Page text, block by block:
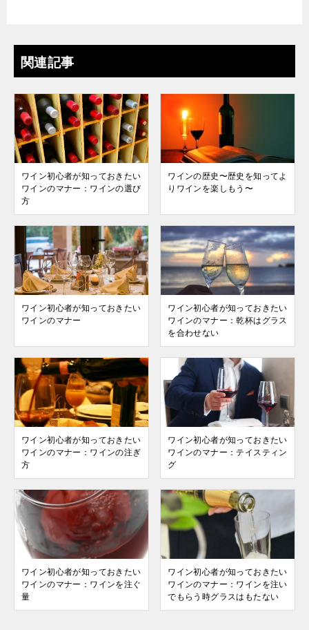
関連記事
ワイン初心者が知っておきたい
ワインのマナー：ワインの選び
方
ワインの歴史〜歴史を知ってよ
りワインを楽しもう〜
ワイン初心者が知っておきたい
ワインのマナー
ワイン初心者が知っておきたい
ワインのマナー：乾杯はグラス
を合わせない
ワイン初心者が知っておきたい
ワインのマナー：ワインの注ぎ
方
ワイン初心者が知っておきたい
ワインのマナー：テイスティン
グ
ワイン初心者が知っておきたい
ワインのマナー：ワインを注ぐ
量
ワイン初心者が知っておきたい
ワインのマナー：ワインを注い
でもらう時グラスはもたない